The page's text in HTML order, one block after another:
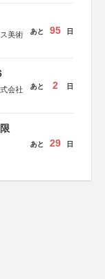
美術
あと 95 日
会社
あと 2 日
あと 29 日